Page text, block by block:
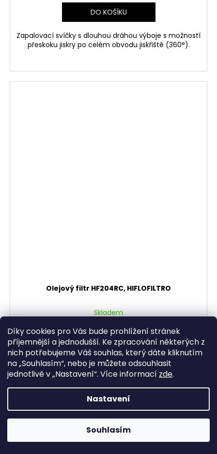
Díky cookies pro Vás bude prohlížení stránek
příjemnější a jednodušší. Ke zpracování některých z
nich potřebujeme Váš souhlas, který dáte kliknutím
na „Souhlasím“, nebo je můžete odsouhlasit
jednotlivě v „Nastavení“. Více informací zde.
Nastavení
Souhlasím
DO KOŠÍKU
Zapalovací svíčky s dlouhou dráhou výboje s možností
přeskoku jiskry po celém obvodu jiskřiště (360°).
Olejový filtr HF204RC, HIFLOFILTRO
Skladem
284 Kč
DO KOŠÍKU
Olejové filtry HIFLOFILTRO se mohou pyšnit prestižní
akreditací „TUV Approved". Je to poprvé, co bylo toto
schválení přiděleno jakémukoliv olejovému filtru v
motocyklovém nebo...